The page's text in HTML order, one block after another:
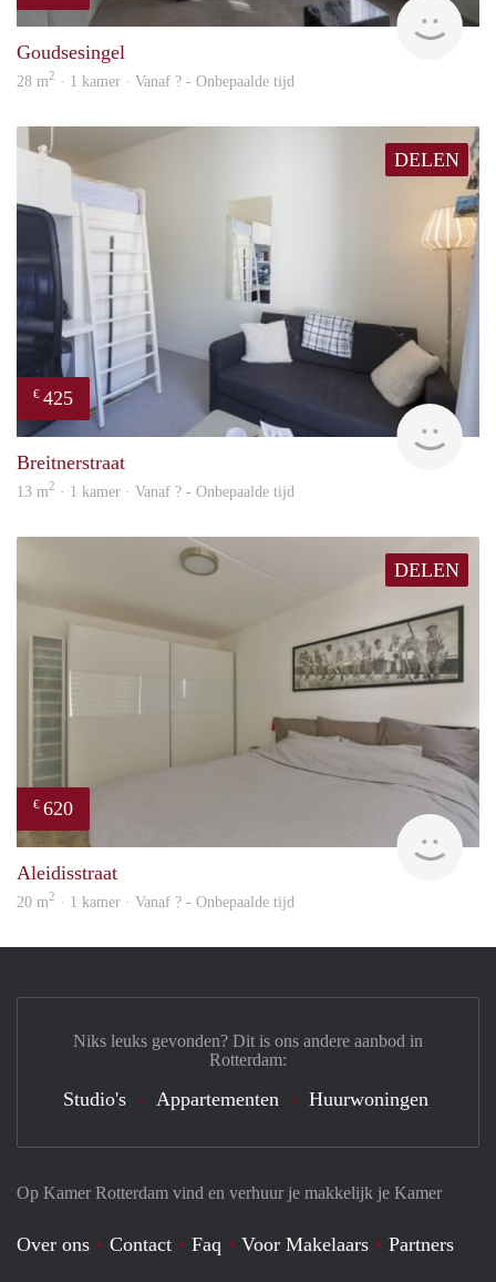
Goudsesingel
28 m2 · 1 kamer · Vanaf ? - Onbepaalde tijd
DELEN
€ 425
Breitnerstraat
13 m2 · 1 kamer · Vanaf ? - Onbepaalde tijd
DELEN
€ 620
Aleidisstraat
20 m2 · 1 kamer · Vanaf ? - Onbepaalde tijd
Op Kamer Rotterdam vind en verhuur je makkelijk je Kamer
Over ons Contact Faq Voor Makelaars
Partners
Niks leuks gevonden? Dit is ons andere aanbod in
Rotterdam:
Studio's Appartementen Huurwoningen